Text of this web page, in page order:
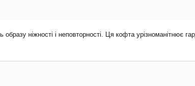
ніжності і неповторності. Ця кофта урізноманітнює